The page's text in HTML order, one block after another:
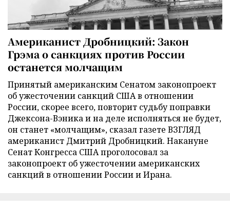
Американист Дробницкий: Закон
Грэма о санкциях против России
останется молчащим
Принятый американским Сенатом законопроект
об ужесточении санкций США в отношении
России, скорее всего, повторит судьбу поправки
Джексона-Вэника и на деле исполняться не будет,
он станет «молчащим», сказал газете ВЗГЛЯД
американист Дмитрий Дробницкий. Накануне
Сенат Конгресса США проголосовал за
законопроект об ужесточении американских
санкций в отношении России и Ирана.